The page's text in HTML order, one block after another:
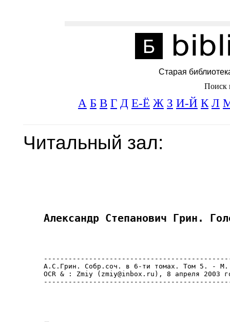
Старая
Поиск
А Б В Г Д Е-Ё Ж З И-Й К Л
Читальный зал:
А.С.Грин. Собр.соч. в 6-ти томах. Том 5. -
OCR & : Zmiy (zmiy@inbox.ru), 8 апреля 2003